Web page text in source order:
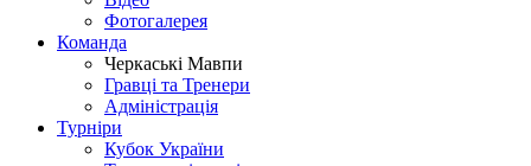
Фотогалерея
Команда
Черкаські Мавпи
Гравці та Тренери
Адміністрація
Турніри
Кубок України